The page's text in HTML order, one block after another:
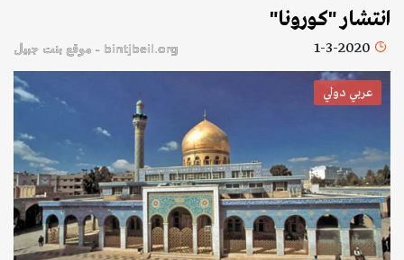
انتشار "كورونا"
1-3-2020 bintjbeil.org - موقع بنت جبيل
عربي دولي